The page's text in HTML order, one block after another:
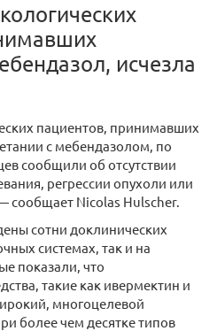
исчезла
пациентов, принимавших
с мебендазолом, по
сообщили об отсутствии
регрессии опухоли или
сообщает Nicolas Hulscher.
сотни доклинических
системах, так и на
показали, что
такие как ивермектин и
многоцелевой
более чем десятке типов